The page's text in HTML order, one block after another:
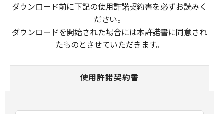
ダウンロード前に下記の使用許諾契約書を必ずお読みく
ださい。
ダウンロードを開始された場合には本許諾書に同意され
たものとさせていただきます。
使用許諾契約書